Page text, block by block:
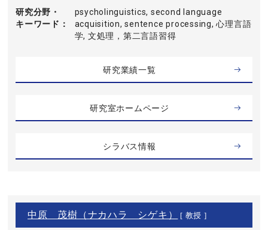
研究分野・
キーワード
psycholinguistics, second language
acquisition, sentence processing, 心理言語
学, 文処理，第二言語習得
研究業績一覧
研究室ホームページ
シラバス情報
中原 茂樹（ナカハラ シゲキ） [ 教授 ]